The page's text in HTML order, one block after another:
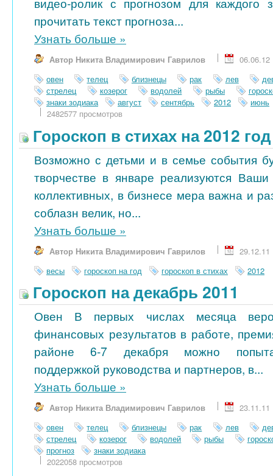
прочитать текст прогноза...
Узнать больше »
Автор Никита Владимирович Гаврилов
06.06.12
овен
телец близнецы рак лев
стрелец
козерог водолей рыбы
знаки зодиака
август сентябрь 2012
июнь
2482577 просмотров
Гороскоп в стихах на 2012
Возможно с детьми и в семье события
творчестве в январе реализуются
коллективных, в бизнесе мера важна и
соблазн велик, но...
Узнать больше »
Автор Никита Владимирович Гаврилов
29.12.11
весы
гороскоп на год гороскоп в стихах 2012
Гороскоп на декабрь 2011
Овен В первых числах месяца
финансовых результатов в работе,
районе 6-7 декабря можно
поддержкой руководства и партнеров, в...
Узнать больше »
Автор Никита Владимирович Гаврилов
23.11.11
овен
телец близнецы рак лев
стрелец
козерог водолей рыбы
прогноз
знаки зодиака
2022058 просмотров